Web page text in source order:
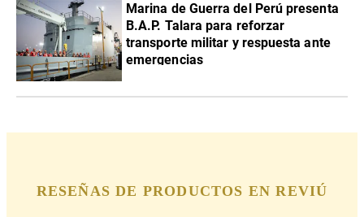
Marina de Guerra del Perú presenta
B.A.P. Talara para reforzar
transporte militar y respuesta ante
emergencias